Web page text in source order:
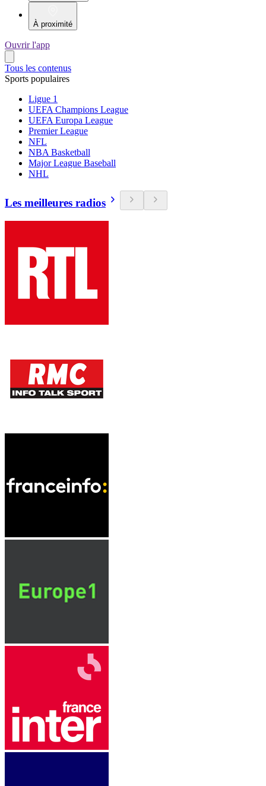
À proximité
Ouvrir l'app
Tous les contenus
Sports populaires
Ligue 1
UEFA Champions League
UEFA Europa League
Premier League
NFL
NBA Basketball
Major League Baseball
NHL
Les meilleures radios